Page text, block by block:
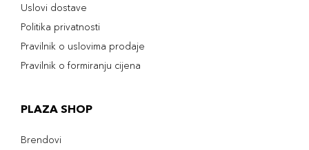
Uslovi dostave
Politika privatnosti
Pravilnik o uslovima prodaje
Pravilnik o formiranju cijena
PLAZA SHOP
Brendovi